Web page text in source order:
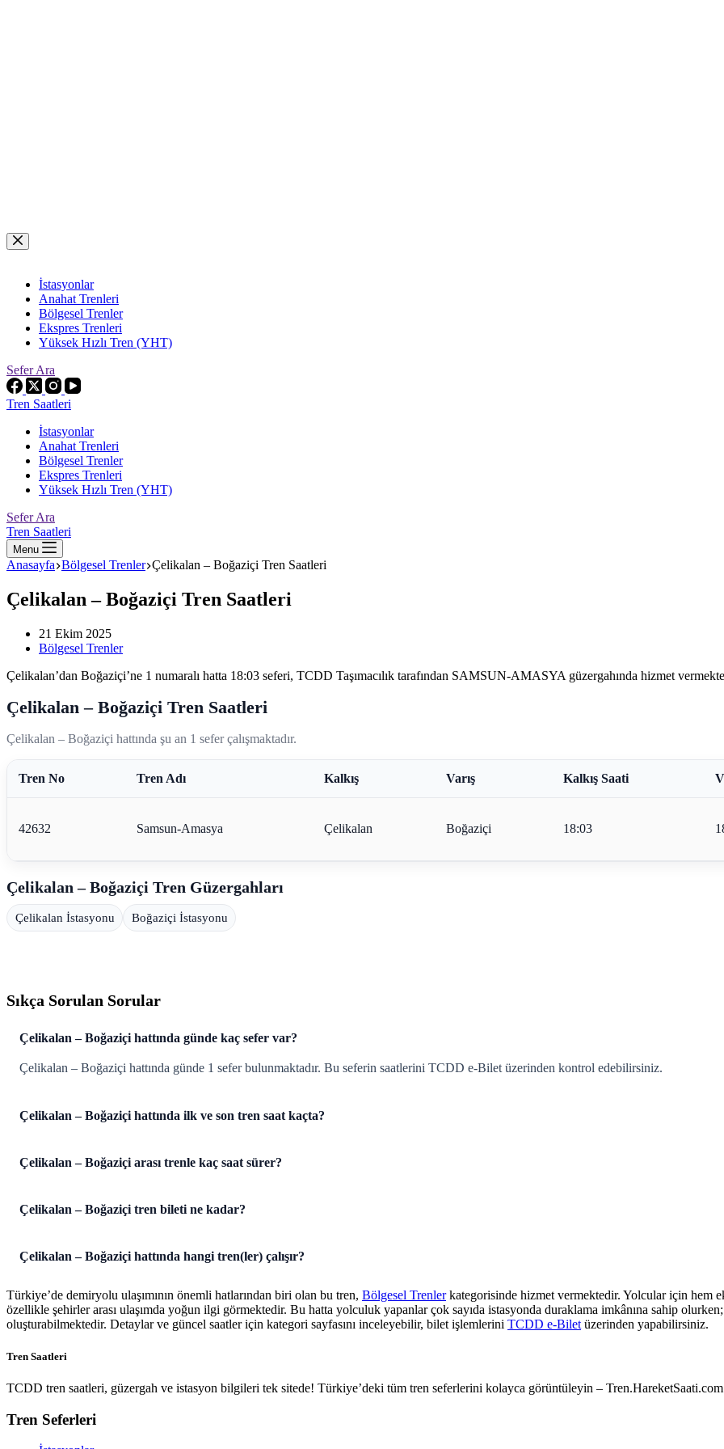
Skip
to
İstasyonlar
Anahat Trenleri
Bölgesel Trenler
Ekspres Trenleri
Yüksek Hızlı Tren (YHT)
Sefer Ara
Tren Saatleri
İstasyonlar
Anahat Trenleri
Bölgesel Trenler
Ekspres Trenleri
Yüksek Hızlı Tren (YHT)
Sefer Ara
Tren Saatleri
Menu
Anasayfa Bölgesel Trenler Çelikalan – Boğaziçi Tren Saatleri
Çelikalan – Boğaziçi Tren Saatleri
21 Ekim 2025
Bölgesel Trenler
Çelikalan’dan Boğaziçi’ne 1 numaralı hatta 18:03 seferi, TCDD Taşımacılık tarafından SAMSUN-AMASYA güzergahında hizmet
Çelikalan – Boğaziçi Tren Saatleri
Çelikalan – Boğaziçi hattında şu an 1 sefer çalışmaktadır.
Tren No Tren Adı Kalkış Varış Kalkış Saati
42632 Samsun-Amasya Çelikalan Boğaziçi 18:03
Çelikalan – Boğaziçi Tren Güzergahları
Çelikalan İstasyonu Boğaziçi İstasyonu
Sıkça Sorulan Sorular
Çelikalan – Boğaziçi hattında günde kaç sefer var?
Çelikalan – Boğaziçi hattında günde 1 sefer bulunmaktadır. Bu seferin saatlerini TCDD e-Bilet üzerinden kontrol edebilirsiniz.
Çelikalan – Boğaziçi hattında ilk ve son tren saat kaçta?
Çelikalan – Boğaziçi arası trenle kaç saat sürer?
Çelikalan – Boğaziçi tren bileti ne kadar?
Çelikalan – Boğaziçi hattında hangi tren(ler) çalışır?
Türkiye’de demiryolu ulaşımının önemli hatlarından biri olan bu tren, Bölgesel Trenlerkategorisinde hizmet vermektedir. Yolcular için hem
özellikle şehirler arası ulaşımda yoğun ilgi görmektedir. Bu hatta yolculuk yapanlar çok sayıda istasyonda duraklama imkânına sahip olurken;
oluşturabilmektedir. Detaylar ve güncel saatler için kategori sayfasını inceleyebilir, bilet işlemlerini TCDD e-Biletüzerinden yapabilirsiniz.
Tren Saatleri
TCDD tren saatleri, güzergah ve istasyon bilgileri tek sitede! Türkiye’deki tüm tren seferlerini kolayca görüntüleyin – Tren.HareketSaati.com
Tren Seferleri